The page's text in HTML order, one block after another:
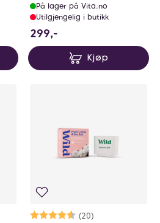
På lager på Vita.no
Utilgjengelig i butikk
299,-
Kjøp
Karakter:
(20)
4.4 av 5 mulige